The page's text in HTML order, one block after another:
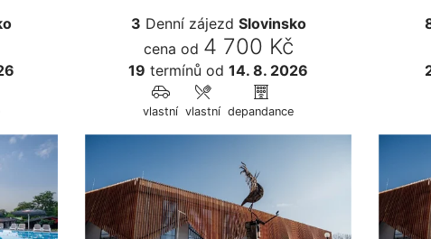
3 Denní zájezd Slovinsko
cena od 4 700 Kč
19 termínů od 14. 8. 2026
vlastní vlastní depandance